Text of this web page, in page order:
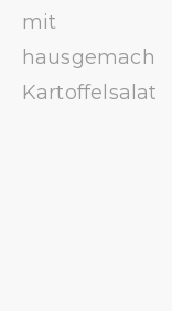
mit
Kartoffelsalat